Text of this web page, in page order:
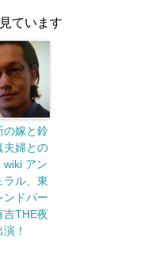
ています
の嫁と鈴
夫婦との
wiki アン
ラル、東
ンドパー
吉THE夜
！